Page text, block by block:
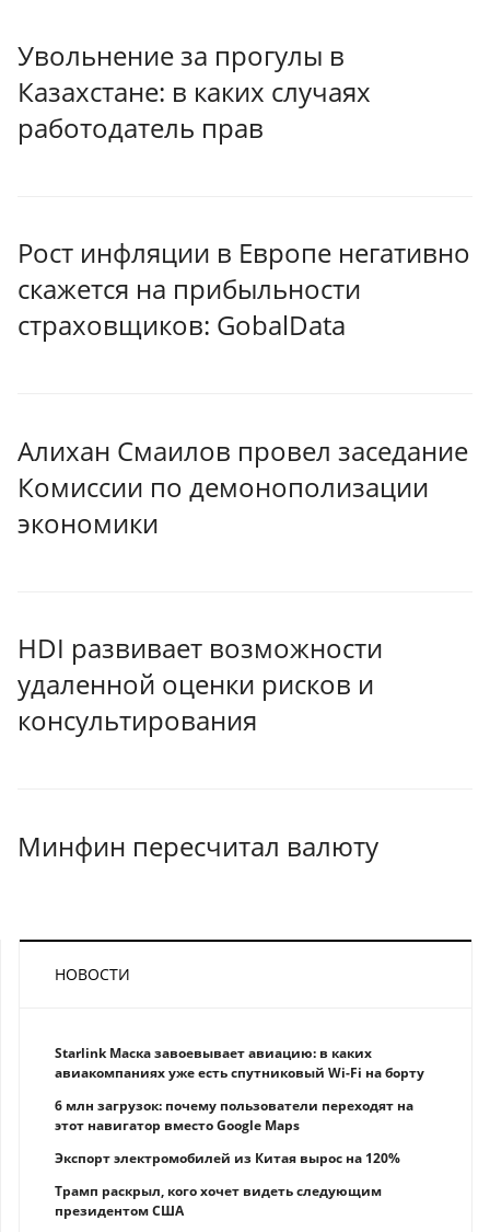
Увольнение за прогулы в
Казахстане: в каких случаях
работодатель прав
Рост инфляции в Европе негативно
скажется на прибыльности
страховщиков: GobalData
Алихан Смаилов провел заседание
Комиссии по демонополизации
экономики
HDI развивает возможности
удаленной оценки рисков и
консультирования
Минфин пересчитал валюту
НОВОСТИ
Starlink Маска завоевывает авиацию: в каких
авиакомпаниях уже есть спутниковый Wi-Fi на борту
6 млн загрузок: почему пользователи переходят на
этот навигатор вместо Google Maps
Экспорт электромобилей из Китая вырос на 120%
Трамп раскрыл, кого хочет видеть следующим
президентом США